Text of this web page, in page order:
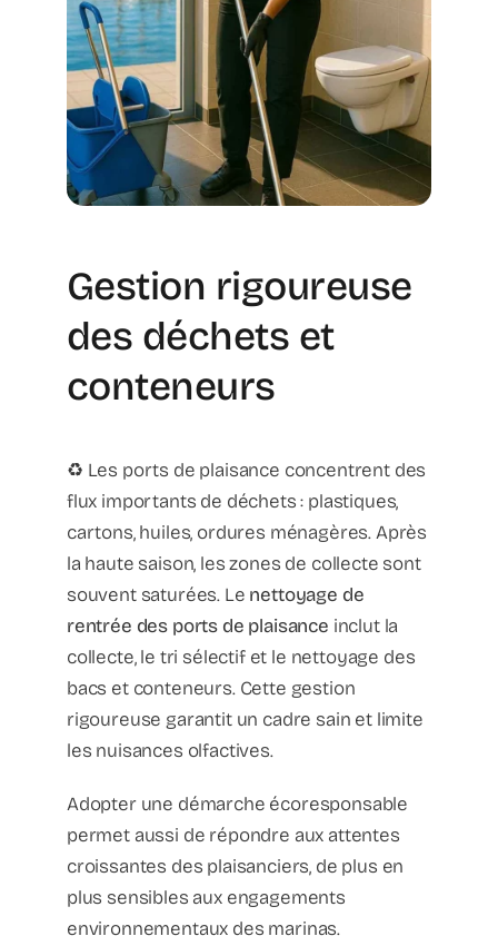
Gestion rigoureuse
des déchets et
conteneurs
♻️ Les ports de plaisance concentrent des
flux importants de déchets : plastiques,
cartons, huiles, ordures ménagères. Après
la haute saison, les zones de collecte sont
souvent saturées. Le nettoyage de
rentrée des ports de plaisance inclut la
collecte, le tri sélectif et le nettoyage des
bacs et conteneurs. Cette gestion
rigoureuse garantit un cadre sain et limite
les nuisances olfactives.
Adopter une démarche écoresponsable
permet aussi de répondre aux attentes
croissantes des plaisanciers, de plus en
plus sensibles aux engagements
environnementaux des marinas.